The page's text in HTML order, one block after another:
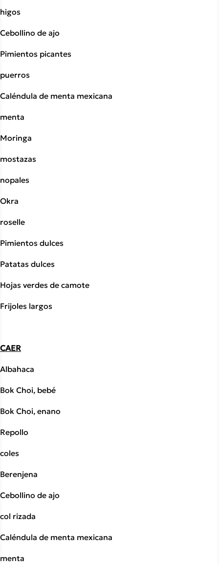
higos
Cebollino de ajo
Pimientos picantes
puerros
Caléndula de menta mexicana
menta
Moringa
mostazas
nopales
Okra
roselle
Pimientos dulces
Patatas dulces
Hojas verdes de camote
Frijoles largos
CAER
Albahaca
Bok Choi, bebé
Bok Choi, enano
Repollo
coles
Berenjena
Cebollino de ajo
col rizada
Caléndula de menta mexicana
menta